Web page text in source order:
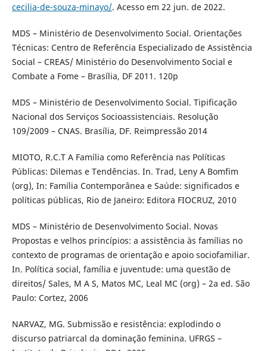
cecilia-de-souza-minayo/. Acesso em 22 jun. de 2022.
MDS – Ministério de Desenvolvimento Social. Orientações
Técnicas: Centro de Referência Especializado de Assistência
Social – CREAS/ Ministério do Desenvolvimento Social e
Combate a Fome – Brasília, DF 2011. 120p
MDS – Ministério de Desenvolvimento Social. Tipificação
Nacional dos Serviços Socioassistenciais. Resolução
109/2009 – CNAS. Brasília, DF. Reimpressão 2014
MIOTO, R.C.T A Família como Referência nas Políticas
Públicas: Dilemas e Tendências. In. Trad, Leny A Bomfim
(org), In: Família Contemporânea e Saúde: significados e
políticas públicas, Rio de Janeiro: Editora FIOCRUZ, 2010
MDS – Ministério de Desenvolvimento Social. Novas
Propostas e velhos princípios: a assistência às famílias no
contexto de programas de orientação e apoio sociofamiliar.
In. Política social, família e juventude: uma questão de
direitos/ Sales, M A S, Matos MC, Leal MC (org) – 2a ed. São
Paulo: Cortez, 2006
NARVAZ, MG. Submissão e resistência: explodindo o
discurso patriarcal da dominação feminina. UFRGS –